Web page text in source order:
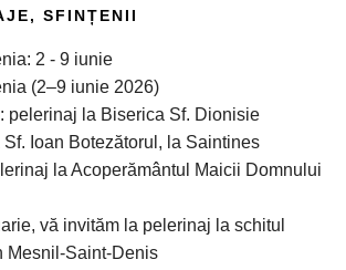
SFINȚENII
2 - 9 iunie
(2–9 iunie 2026)
pelerinaj la Biserica Sf. Dionisie
Ioan Botezătorul, la Saintines
la Acoperământul Maicii Domnului
vă invităm la pelerinaj la schitul
Mesnil-Saint-Denis